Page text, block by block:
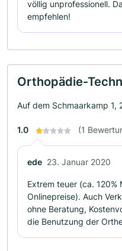
völlig unprofessionell.
empfehlen!
Orthopädie-
Auf dem Schmaarkamp 1,
1.0 (1
ede 23. Januar 2020
Extrem teuer (ca.
Onlinepreise). Auch
ohne Beratung,
die Benutzung der